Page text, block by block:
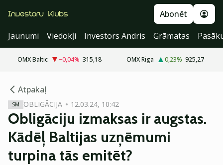
Abonēt
Jaunumi
Viedokļi Investors Andris Grāmatas
OMX Baltic −0,04% 315,18 OMX Riga 0,23% 925,27
Atpakaļ
SM OBLIGĀCIJA 12.03.24, 10:42
Obligāciju izmaksas ir augstas.
Kādēļ Baltijas uzņēmumi
turpina tās emitēt?